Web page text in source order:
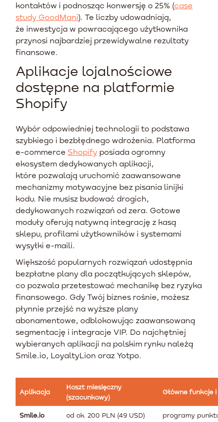
kontaktów i podnosząc konwersję o 25% (case
study GoodMani). Te liczby udowadniają,
że inwestycja w powracającego użytkownika
przynosi najbardziej przewidywalne rezultaty
finansowe.
Aplikacje lojalnościowe
dostępne na platformie
Shopify
Wybór odpowiedniej technologii to podstawa
szybkiego i bezbłędnego wdrożenia. Platforma
e-commerce Shopify posiada ogromny
ekosystem dedykowanych aplikacji,
które pozwalają uruchomić zaawansowane
mechanizmy motywacyjne bez pisania linijki
kodu. Nie musisz budować drogich,
dedykowanych rozwiązań od zera. Gotowe
moduły oferują natywną integrację z kasą
sklepu, profilami użytkowników i systemami
wysyłki e-maili.
Większość popularnych rozwiązań udostępnia
bezpłatne plany dla początkujących sklepów,
co pozwala przetestować mechanikę bez ryzyka
finansowego. Gdy Twój biznes rośnie, możesz
płynnie przejść na wyższe plany
abonamentowe, odblokowując zaawansowaną
segmentację i integracje VIP. Do najchętniej
wybieranych aplikacji na polskim rynku należą
Smile.io, LoyaltyLion oraz Yotpo.
Aplikacja
Koszt miesięczny
(szacunkowy)
Główne funkcje
Smile.io od ok. 200 PLN (49 USD) programy